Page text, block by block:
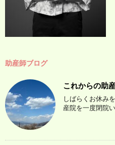
助産師ブログ
これからの助
しばらくお休み
産院を一度閉院